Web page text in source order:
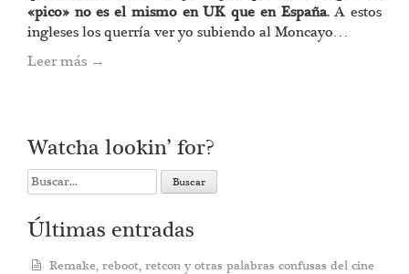
«pico» no es el mismo en UK que en España. A estos
ingleses los querría ver yo subiendo al Moncayo…
Leer más →
Watcha lookin’ for?
Search
for:
Últimas entradas
Remake, reboot, retcon y otras palabras confusas del cine